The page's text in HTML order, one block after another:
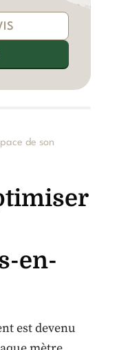
de son
en-
est devenu